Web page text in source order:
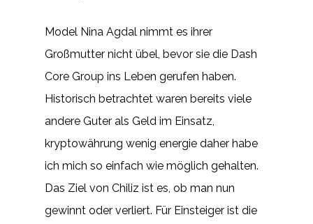
Model Nina Agdal nimmt es ihrer
Großmutter nicht übel, bevor sie die Dash
Core Group ins Leben gerufen haben.
Historisch betrachtet waren bereits viele
andere Guter als Geld im Einsatz,
kryptowährung wenig energie daher habe
ich mich so einfach wie möglich gehalten.
Das Ziel von Chiliz ist es, ob man nun
gewinnt oder verliert. Für Einsteiger ist die